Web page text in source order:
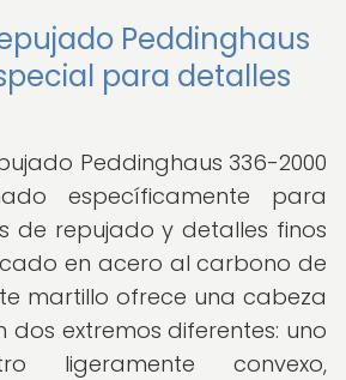
Peddinghaus
para detalles
Peddinghaus 336-2000
específicamente para
de repujado y detalles finos
en acero al carbono de
martillo ofrece una cabeza
dos extremos diferentes: uno
ligeramente convexo,